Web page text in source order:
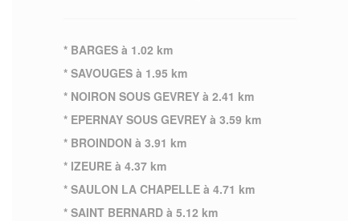
* BARGES à 1.02 km
* SAVOUGES à 1.95 km
* NOIRON SOUS GEVREY à 2.41 km
* EPERNAY SOUS GEVREY à 3.59 km
* BROINDON à 3.91 km
* IZEURE à 4.37 km
* SAULON LA CHAPELLE à 4.71 km
* SAINT BERNARD à 5.12 km